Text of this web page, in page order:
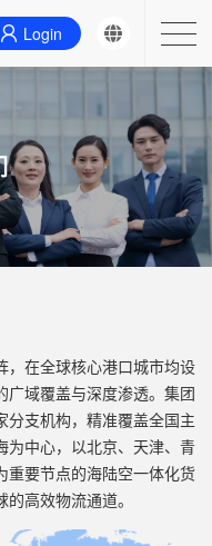
Login
，在全球核心港口城市均设
广域覆盖与深度渗透。集团
分支机构，精准覆盖全国主
为中心，以北京、天津、青
重要节点的海陆空一体化货
高效物流通道。